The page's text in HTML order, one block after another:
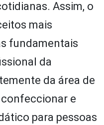
Assim, o
mais
fundamentais
da
da área de
confeccionar e
para pessoas